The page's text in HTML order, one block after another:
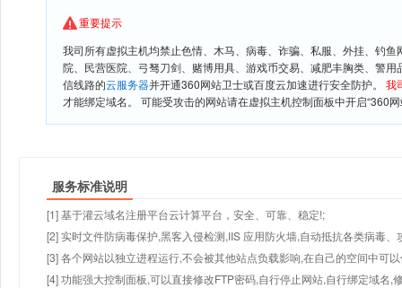
重要提示
我司所有虚拟主机均禁止色情、木马、病毒、诈骗、私服、外挂、钓
院、民营医院、弓驽刀剑、赌博用具、游戏币交易、减肥丰胸类、警
信线路的云服务器并开通360网站卫士或百度云加速进行安全防护。 我
才能绑定域名。 可能受攻击的网站请在虚拟主机控制面板中开启“360
服务标准说明
[1] 基于灌云域名注册平台云计算平台，安全、可靠、稳定!;
[2] 实时文件防病毒保护,黑客入侵检测,IIS 应用防火墙,自动抵抗各类病毒、
[3] 各个网站以独立进程运行,不会被其他站点负载影响,在自己的空间中可
[4] 功能强大控制面板,可以直接修改FTP密码,自行停止网站,自行绑定域名,